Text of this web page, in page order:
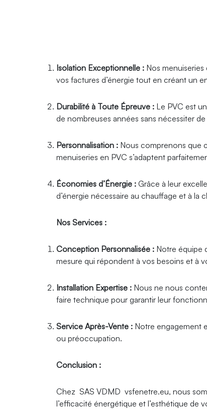
Isolation Exceptionnelle : Nos
vos factures d’énergie tout en créant un
Durabilité à Toute Épreuve : Le PVC est
de nombreuses années sans nécessiter
Personnalisation : Nous comprenons que
menuiseries en PVC s’adaptent
Économies d’Énergie : Grâce à leur
d’énergie nécessaire au chauffage et à la
Nos Services :
Conception Personnalisée : Notre équipe
mesure qui répondent à vos besoins et à
Installation Expertise : Nous ne nous
faire technique pour garantir leur
Service Après-Vente : Notre engagement
ou préoccupation.
Conclusion :
Chez SAS VDMD vsfenetre.eu, nous
l’efficacité énergétique et l’esthétique de